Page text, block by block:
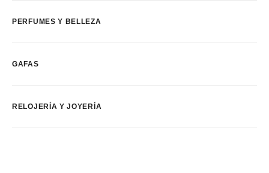
PERFUMES Y BELLEZA
GAFAS
RELOJERÍA Y JOYERÍA